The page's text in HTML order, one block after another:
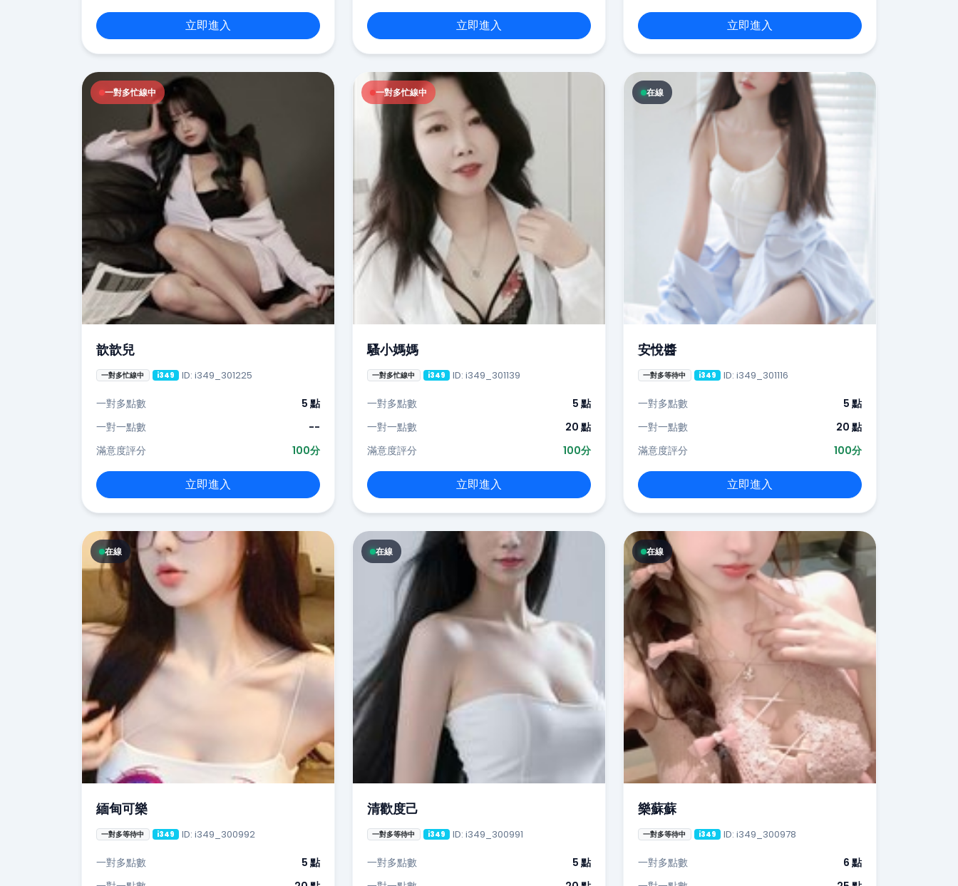
立即進入 立即進入 立即進入
一對多忙線中
歆歆兒
一對多忙線中 i349 ID: i349_301225
一對多點數
5 點
一對一點數
--
滿意度評分
100分
立即進入
一對多忙線中
騷小媽媽
一對多忙線中 i349 ID: i349_301139
一對多點數
5 點
一對一點數
20 點
滿意度評分
100分
立即進入
在線
安悅醬
一對多等待中 i349 ID: i349_301116
一對多點數
5 點
一對一點數
20 點
滿意度評分
100分
立即進入
在線
緬甸可樂
一對多等待中 i349 ID: i349_300992
一對多點數
5 點
在線
清歡度己
一對多等待中 i349 ID: i349_300991
一對多點數
5 點
在線
樂蘇蘇
一對多等待中 i349 ID: i349_300978
一對多點數
6 點